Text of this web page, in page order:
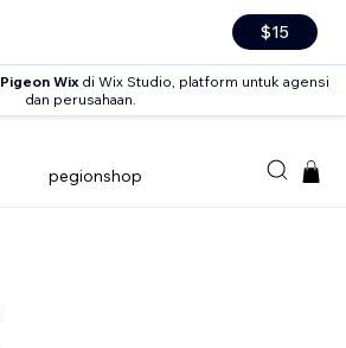
$15
Pigeon Wixdi Wix Studio, platform untuk agensi
dan perusahaan.